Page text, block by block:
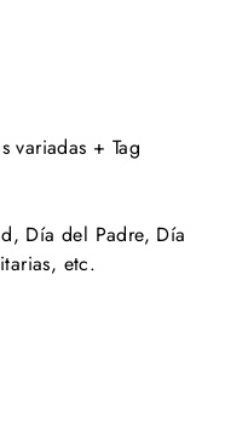
variadas + Tag
Día del Padre, Día
etc.